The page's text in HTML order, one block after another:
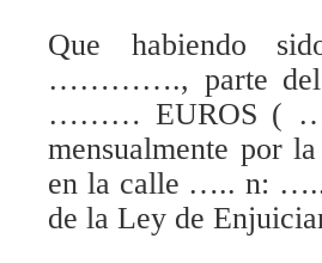
Que habiendo
…………., parte del
……… EUROS (
mensualmente
en la calle ….. n:
de la Ley de